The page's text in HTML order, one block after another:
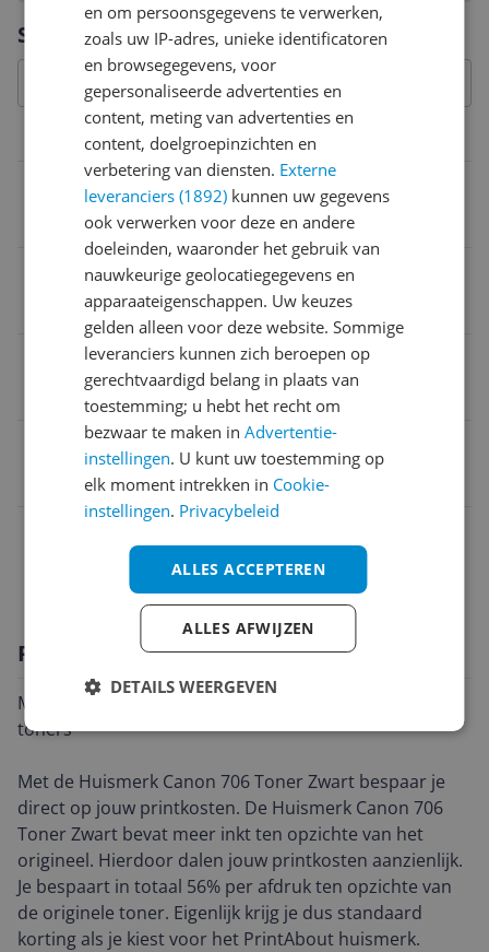
Specificaties
Artikelinformatie
Type cartridge/toner
Compatibel
8718801600214
Overige kenmerken
Productinformatie
Productomschrijving
Minder betalen en meer inkt met onze huismerk
toners
Met de Huismerk Canon 706 Toner Zwart bespaar je
direct op jouw printkosten. De Huismerk Canon 706
Toner Zwart bevat meer inkt ten opzichte van het
origineel. Hierdoor dalen jouw printkosten aanzienlijk.
Je bespaart in totaal 56% per afdruk ten opzichte van
de originele toner. Eigenlijk krijg je dus standaard
korting als je kiest voor het PrintAbout huismerk.
Vraag 1 van 4
en om persoonsgegevens te verwerken,
zoals uw IP-adres, unieke identificatoren
en browsegegevens, voor
gepersonaliseerde advertenties en
content, meting van advertenties en
content, doelgroepinzichten en
verbetering van diensten. Externe
leveranciers (1892) kunnen uw gegevens
ook verwerken voor deze en andere
doeleinden, waaronder het gebruik van
nauwkeurige geolocatiegegevens en
apparaateigenschappen. Uw keuzes
gelden alleen voor deze website. Sommige
leveranciers kunnen zich beroepen op
gerechtvaardigd belang in plaats van
toestemming; u hebt het recht om
bezwaar te maken inAdvertentie-
instellingen. U kunt uw toestemming op
elk moment intrekken in Cookie-
instellingen. Privacybeleid
ALLES ACCEPTEREN
ALLES AFWIJZEN
DETAILS WEERGEVEN